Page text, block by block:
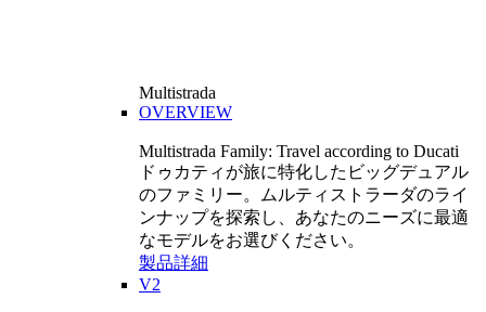
Multistrada
OVERVIEW
Multistrada Family: Travel according to Ducati
ドゥカティが旅に特化したビッグデュアル
のファミリー。ムルティストラーダのライ
ンナップを探索し、あなたのニーズに最適
なモデルをお選びください。
製品詳細
V2